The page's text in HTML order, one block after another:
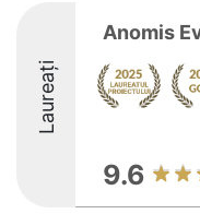
Laureați
Anomis
9.6